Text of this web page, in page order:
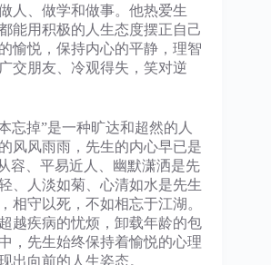
人、做学和做事。他热爱生
能用积极的人生态度摆正自己
愉悦，保持内心的平静，理智
交朋友、冷观得失，笑对逆
是一种旷达和超然的人
风风雨雨，先生的内心早已是
容、平易近人、幽默潇洒是先
、人淡如菊、心清如水是先生
相守以死，不如相忘于江湖。
越疾病的忧烦，卸载年龄的包
，先生始终保持着愉悦的心理
出向前的人生姿态。